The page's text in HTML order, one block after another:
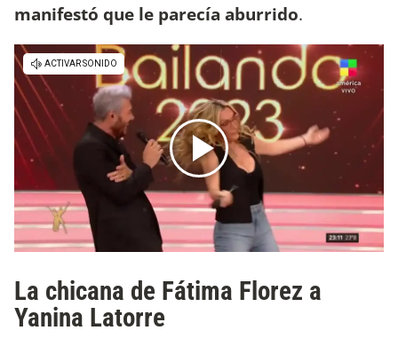
manifestó que le parecía aburrido.
La chicana de Fátima Florez a
Yanina Latorre